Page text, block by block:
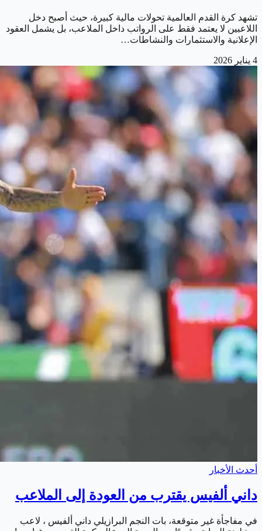
تشهد كرة القدم العالمية تحولات مالية كبيرة، حيث أصبح دخل
اللاعبين لا يعتمد فقط على الرواتب داخل الملاعب، بل يشمل العقود
الإعلانية والاستثمارات والنشاطات…
4 يناير 2026
أحدث الأخبار
داني ألفيس يقترب من العودة إلى الملاعب
في مفاجأة غير متوقعة، بات النجم البرازيلي داني ألفيس ، لاعب